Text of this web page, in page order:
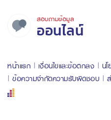
สอบถามข้อมูล
ออนไลน์
หน้าแรก เงื่อนไขและข้อตกลง
น
ข้อความจำกัดความรับผิดชอบ